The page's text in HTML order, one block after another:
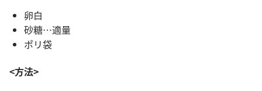
卵白
砂糖…適量
ポリ袋
<方法>